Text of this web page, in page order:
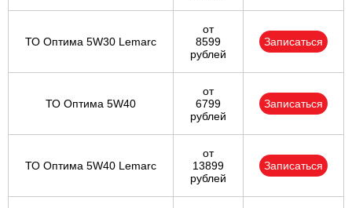
ТО Оптима 5W30 Lemarc
от
8599
рублей
Записаться
ТО Оптима 5W40
от
6799
рублей
Записаться
ТО Оптима 5W40 Lemarc
от
13899
рублей
Записаться